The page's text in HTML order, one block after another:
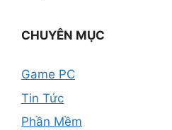
CHUYÊN MỤC
Game PC
Tin Tức
Phần Mềm